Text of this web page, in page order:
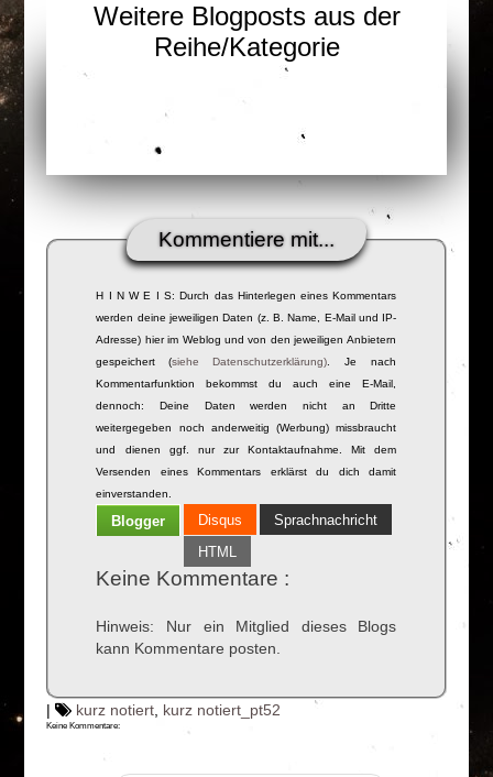
Weitere Blogposts aus der
Reihe/Kategorie
Kommentiere mit...
H I N W E I S: Durch das Hinterlegen eines Kommentars
werden deine jeweiligen Daten (z. B. Name, E-Mail und IP-
Adresse) hier im Weblog und von den jeweiligen Anbietern
gespeichert (siehe Datenschutzerklärung) . Je nach
Kommentarfunktion bekommst du auch eine E-Mail,
dennoch: Deine Daten werden nicht an Dritte
weitergegeben noch anderweitig (Werbung) missbraucht
und dienen ggf. nur zur Kontaktaufnahme. Mit dem
Versenden eines Kommentars erklärst du dich damit
einverstanden.
Blogger Disqus
Sprachnachricht
HTML
Keine Kommentare :
Hinweis: Nur ein Mitglied dieses Blogs
kann Kommentare posten.
| kurz notiert kurz notiert_pt52
Keine Kommentare: